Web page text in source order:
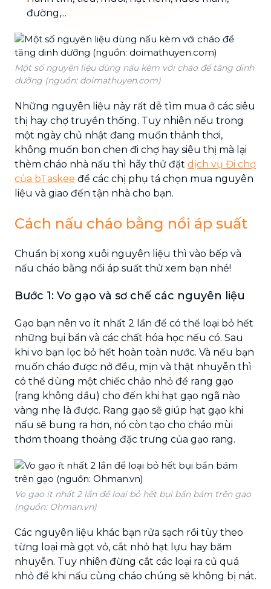
đường,...
Một số nguyên liệu dùng nấu kèm với cháo để tăng dinh
dưỡng (nguồn: doimathuyen.com)
Những nguyên liệu này rất dễ tìm mua ở các siêu
thị hay chợ truyền thống. Tuy nhiên nếu trong
một ngày chủ nhật đang muốn thảnh thơi,
không muốn bon chen đi chợ hay siêu thị mà lại
thèm cháo nhà nấu thì hãy thử đặt dịch vụ Đi chợ
của bTaskee để các chị phụ tá chọn mua nguyên
liệu và giao đến tận nhà cho bạn.
Cách nấu cháo bằng nồi áp suất
Chuẩn bị xong xuôi nguyên liệu thì vào bếp và
nấu cháo bằng nồi áp suất thử xem bạn nhé!
Bước 1: Vo gạo và sơ chế các nguyên liệu
Gạo bạn nên vo ít nhất 2 lần để có thể loại bỏ hết
những bụi bẩn và các chất hóa học nếu có. Sau
khi vo bạn lọc bỏ hết hoàn toàn nước. Và nếu bạn
muốn cháo được nở đều, mịn và thật nhuyễn thì
có thể dùng một chiếc chảo nhỏ để rang gạo
(rang không dầu) cho đến khi hạt gạo ngã nào
vàng nhẹ là được. Rang gạo sẽ giúp hạt gạo khi
nấu sẽ bung ra hơn, nó còn tạo cho cháo mùi
thơm thoang thoảng đặc trưng của gạo rang.
Vo gạo ít nhất 2 lần để loại bỏ hết bụi bẩn bám trên gạo
(nguồn: Ohman.vn)
Các nguyên liệu khác bạn rửa sạch rồi tùy theo
từng loại mà gọt vỏ, cắt nhỏ hạt lựu hay băm
nhuyễn. Tuy nhiên đừng cắt các loại ra củ quá
nhỏ để khi nấu cùng cháo chúng sẽ không bị nát.